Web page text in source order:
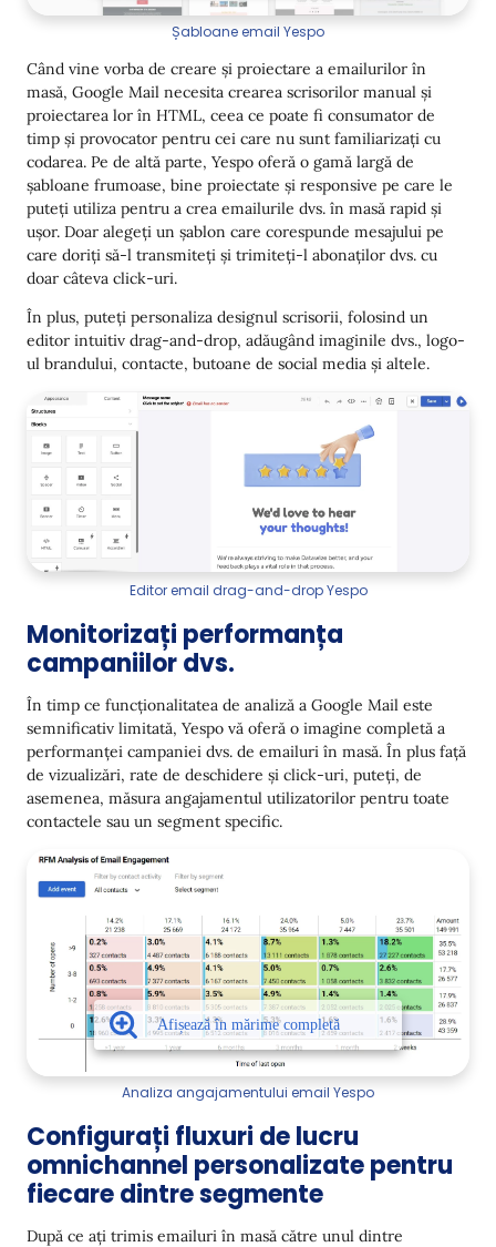
Șabloane email Yespo
Când vine vorba de creare și proiectare a emailurilor în
masă, Google Mail necesita crearea scrisorilor manual și
proiectarea lor în HTML, ceea ce poate fi consumator de
timp și provocator pentru cei care nu sunt familiarizați cu
codarea. Pe de altă parte, Yespo oferă o gamă largă de
șabloane frumoase, bine proiectate și responsive pe care le
puteți utiliza pentru a crea emailurile dvs. în masă rapid și
ușor. Doar alegeți un șablon care corespunde mesajului pe
care doriți să-l transmiteți și trimiteți-l abonaților dvs. cu
doar câteva click-uri.
În plus, puteți personaliza designul scrisorii, folosind un
editor intuitiv drag-and-drop, adăugând imaginile dvs., logo-
ul brandului, contacte, butoane de social media și altele.
Editor email drag-and-drop Yespo
Monitorizați performanța
campaniilor dvs.
În timp ce funcționalitatea de analiză a Google Mail este
semnificativ limitată, Yespo vă oferă o imagine completă a
performanței campaniei dvs. de emailuri în masă. În plus față
de vizualizări, rate de deschidere și click-uri, puteți, de
asemenea, măsura angajamentul utilizatorilor pentru toate
contactele sau un segment specific.
Analiza angajamentului email Yespo
Configurați fluxuri de lucru
omnichannel personalizate pentru
fiecare dintre segmente
După ce ați trimis emailuri în masă către unul dintre